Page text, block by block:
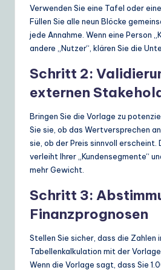
Verwenden Sie eine Tafel oder
Füllen Sie alle neun Blöcke
jede Annahme. Wenn eine Person
andere „Nutzer“, klären Sie die
Schritt 2:
externen
Bringen Sie die Vorlage zu
Sie sie, ob das Wertversprechen
sie, ob der Preis sinnvoll erscheint.
verleiht Ihrer „Kundensegmente“
mehr Gewicht.
Schritt 3:
Finanzprognosen
Stellen Sie sicher, dass die Zahlen
Tabellenkalkulation mit der
Wenn die Vorlage sagt, dass Sie